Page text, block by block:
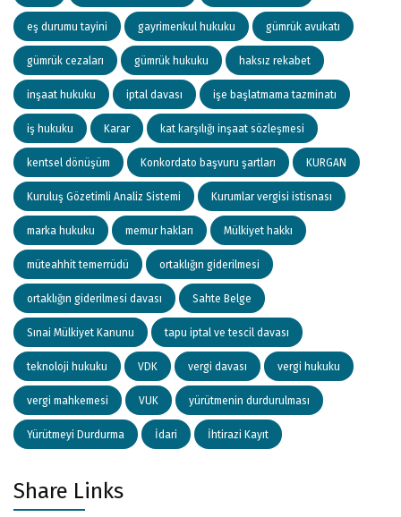
eş durumu tayini gayrimenkul hukuku gümrük avukatı
gümrük cezaları gümrük hukuku haksız rekabet
inşaat hukuku iptal davası işe başlatmama tazminatı
iş hukuku Karar kat karşılığı inşaat sözleşmesi
kentsel dönüşüm Konkordato başvuru şartları KURGAN
Kuruluş Gözetimli Analiz Sistemi Kurumlar vergisi istisnası
marka hukuku memur hakları Mülkiyet hakkı
müteahhit temerrüdü ortaklığın giderilmesi
ortaklığın giderilmesi davası Sahte Belge
Sınai Mülkiyet Kanunu tapu iptal ve tescil davası
teknoloji hukuku VDK vergi davası vergi hukuku
vergi mahkemesi VUK yürütmenin durdurulması
Yürütmeyi Durdurma İdari İhtirazi Kayıt
Share Links